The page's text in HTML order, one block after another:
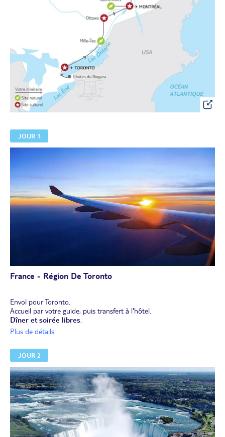
JOUR 1
France - Région De Toronto
Envol pour Toronto.
Accueil par votre guide, puis transfert à l'hôtel.
Dîner et soirée libres.
Nuit à l'hôtel.
Plus de détails
JOUR 2